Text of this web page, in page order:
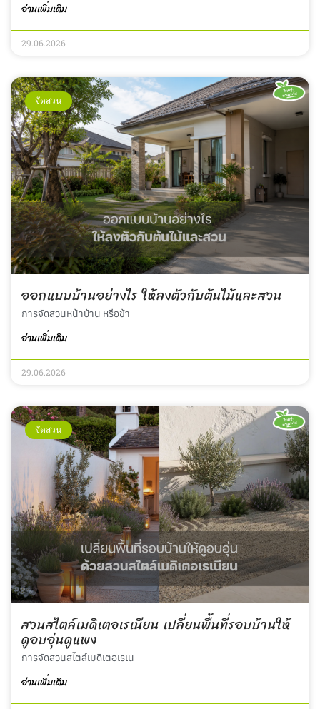
อ่านเพิ่มเติม
29.06.2026
จัดสวน
ออกแบบบ้านอย่างไร ให้ลงตัวกับต้นไม้และสวน
การจัดสวนหน้าบ้าน หรือข้า
อ่านเพิ่มเติม
29.06.2026
จัดสวน
สวนสไตล์เมดิเตอเรเนียน เปลี่ยนพื้นที่รอบบ้านให้
ดูอบอุ่นดูแพง
การจัดสวนสไตล์เมดิเตอเรเน
อ่านเพิ่มเติม